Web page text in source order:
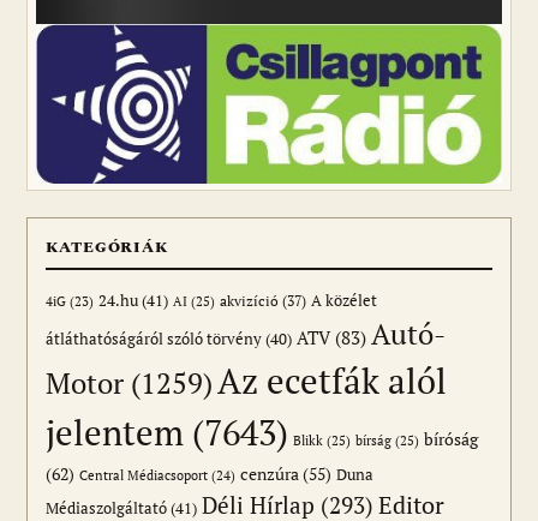
KATEGÓRIÁK
4iG (23) 24.hu(41) AI (25) akvizíció (37) A közélet
átláthatóságáról szóló törvény(40) ATV(83) Autó-
Motor (1259)Az ecetfák alól
jelentem (7643) Blikk (25) bírság (25) bíróság
(62) Central Médiacsoport (24) cenzúra(55) Duna
Médiaszolgáltató(41) Déli Hírlap (293) Editor